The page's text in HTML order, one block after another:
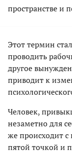
пространстве и
Этот термин
проводить
другое
приводит к
Человек,
незаметно для
же происходит
пятой точкой и